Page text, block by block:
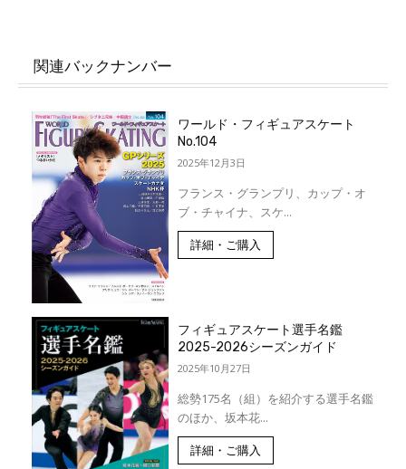
関連バックナンバー
ワールド・フィギュアスケート
No.104
2025年12月3日
フランス・グランプリ、カップ・オ
ブ・チャイナ、スケ...
詳細・ご購入
フィギュアスケート選手名鑑
2025-2026シーズンガイド
2025年10月27日
総勢175名（組）を紹介する選手名鑑
のほか、坂本花...
詳細・ご購入